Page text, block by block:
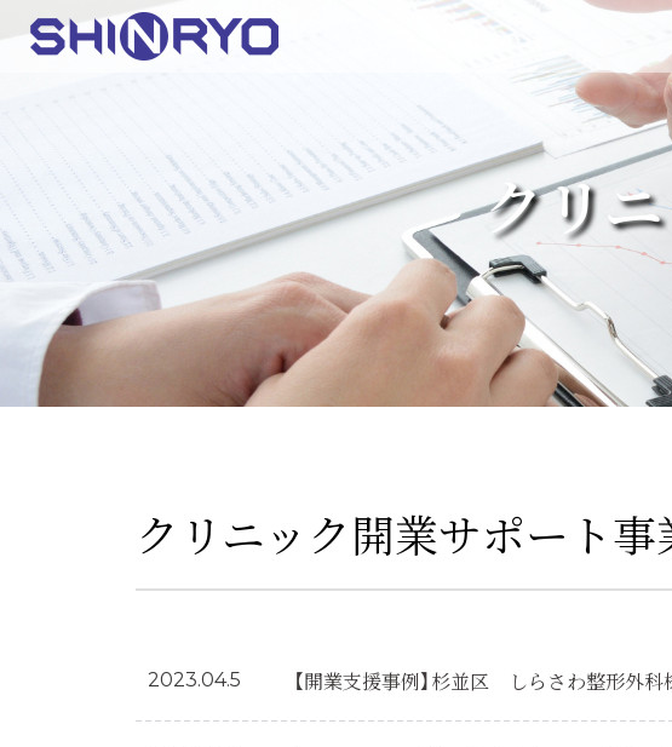
クリ
クリニック開業サポート
2023.04.5 【開業支援事例】杉並区 しらさわ整形外科